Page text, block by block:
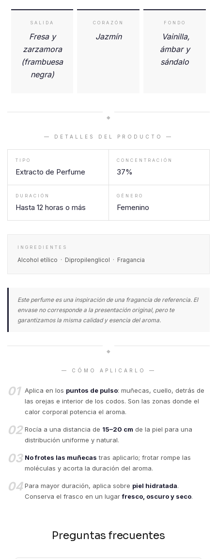
SALIDA
Fresa y
zarzamora
(frambuesa
negra)
CORAZÓN
Jazmín
FONDO
Vainilla,
ámbar y
sándalo
◆
— DETALLES DEL PRODUCTO —
TIPO
Extracto de Perfume
CONCENTRACIÓN
37%
DURACIÓN
Hasta 12 horas o más
GÉNERO
Femenino
INGREDIENTES
Alcohol etílico · Dipropilenglicol · Fragancia
Este perfume es una inspiración de una fragancia de referencia. El
envase no corresponde a la presentación original, pero te
garantizamos la misma calidad y esencia del aroma.
◆
— CÓMO APLICARLO —
01 Aplica en los puntos de pulso: muñecas, cuello, detrás de
las orejas e interior de los codos. Son las zonas donde el
calor corporal potencia el aroma.
02 Rocía a una distancia de 15–20 cm de la piel para una
distribución uniforme y natural.
03 No frotes las muñecas tras aplicarlo; frotar rompe las
moléculas y acorta la duración del aroma.
04 Para mayor duración, aplica sobre piel hidratada.
Conserva el frasco en un lugarfresco, oscuro y seco.
Preguntas frecuentes